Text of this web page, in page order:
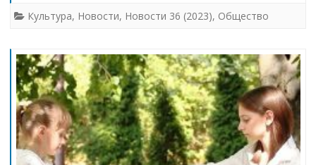
Культура, Новости, Новости 36 (2023), Общество